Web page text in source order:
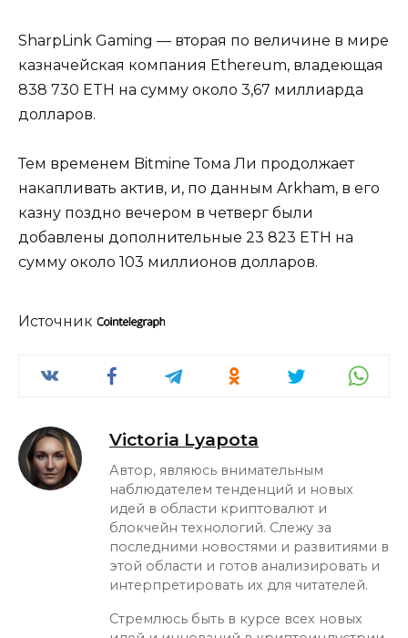
SharpLink Gaming — вторая по величине в мире
казначейская компания Ethereum, владеющая
838 730 ETH на сумму около 3,67 миллиарда
долларов.
Тем временем Bitmine Тома Ли продолжает
накапливать актив, и, по данным Arkham, в его
казну поздно вечером в четверг были
добавлены дополнительные 23 823 ETH на
сумму около 103 миллионов долларов.
Источник
Victoria Lyapota
Автор, являюсь внимательным
наблюдателем тенденций и новых
идей в области криптовалют и
блокчейн технологий. Слежу за
последними новостями и развитиями в
этой области и готов анализировать и
интерпретировать их для читателей.
Стремлюсь быть в курсе всех новых